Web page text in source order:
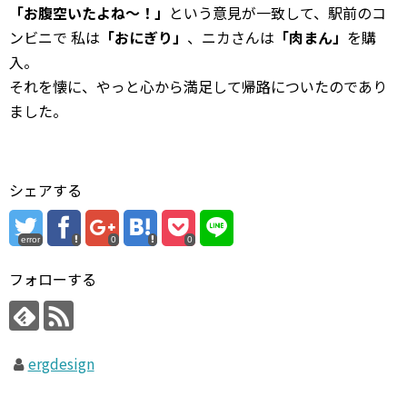
「お腹空いたよね〜！」 という意見が一致して、駅前のコ
ンビニで 私は 「おにぎり」 、ニカさんは 「肉まん」 を購
入。
それを懐に、やっと心から満足して帰路についたのであり
ました。
シェアする
error 0 0
フォローする
ergdesign